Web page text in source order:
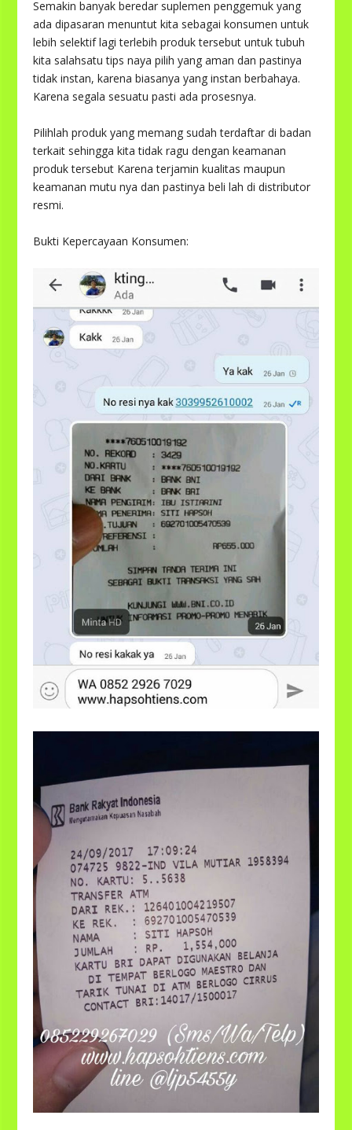
Semakin banyak beredar suplemen penggemuk yang
ada dipasaran menuntut kita sebagai konsumen untuk
lebih selektif lagi terlebih produk tersebut untuk tubuh
kita salahsatu tips naya pilih yang aman dan pastinya
tidak instan, karena biasanya yang instan berbahaya.
Karena segala sesuatu pasti ada prosesnya.
Pilihlah produk yang memang sudah terdaftar di badan
terkait sehingga kita tidak ragu dengan keamanan
produk tersebut Karena terjamin kualitas maupun
keamanan mutu nya dan pastinya beli lah di distributor
resmi.
Bukti Kepercayaan Konsumen: